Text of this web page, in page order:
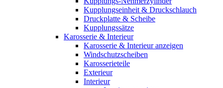
Kupplungseinheit & Druckschlauch
Druckplatte & Scheibe
Kupplungssätze
Karosserie & Interieur
Karosserie & Interieur anzeigen
Windschutzscheiben
Karosserieteile
Exterieur
Interieur